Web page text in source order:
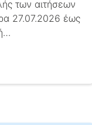
των αιτήσεων
27.07.2026 έως